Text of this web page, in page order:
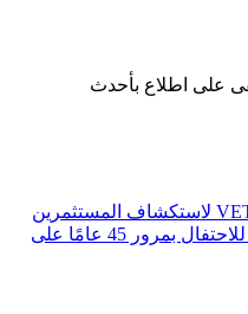
على اطلاع بأحدث
أطلقت Google لعبة Space Invaders للاحتفال بمرور 45 عامًا على